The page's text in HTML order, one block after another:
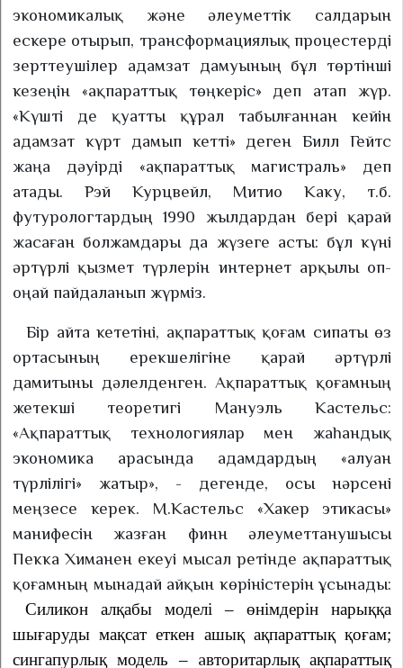
экономикалық және әлеуметтік салдарын
ескере отырып, трансформациялық процестерді
зерттеушілер адамзат дамуының бұл төртінші
кезеңін «ақпараттық төңкеріс» деп атап жүр.
«Күшті де қуатты құрал табылғаннан кейін
адамзат күрт дамып кетті» деген Билл Гейтс
жаңа дәуірді «ақпараттық магистраль» деп
атады. Рэй Курцвейл, Митио Каку, т.б.
футурологтардың 1990 жылдардан бері қарай
жасаған болжамдары да жүзеге асты: бұл күні
әртүрлі қызмет түрлерін интернет арқылы оп-
оңай пайдаланып жүрміз.
Бір айта кететіні, ақпараттық қоғам сипаты өз
ортасының ерекшелігіне қарай әртүрлі
дамитыны дәлелденген. Ақпараттық қоғамның
жетекші теоретигі Мануэль Кастельс:
«Ақпараттық технологиялар мен жаһандық
экономика арасында адамдардың «алуан
түрлілігі» жатыр», - дегенде, осы нәрсені
меңзесе керек. М.Кастельс «Хакер этикасы»
манифесін жазған финн әлеуметтанушысы
Пекка Химанен екеуі мысал ретінде ақпараттық
қоғамның мынадай айқын көріністерін ұсынады:
Силикон алқабы моделі – өнімдерін нарыққа
шығаруды мақсат еткен ашық ақпараттық қоғам;
сингапурлық модель –авторитарлық ақпараттық